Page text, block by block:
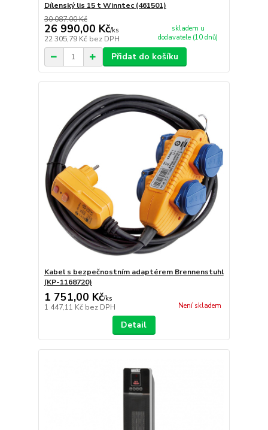
Dílenský lis 15 t Winntec (461501)
30 087,00 Kč
26 990,00 Kč/ks
22 305,79 Kč bez DPH
skladem u
dodavatele (10 dnů)
Přidat do košíku
Kabel s bezpečnostním adaptérem Brennenstuhl
(KP-1168720)
1 751,00 Kč/ks
1 447,11 Kč bez DPH Není skladem
Detail